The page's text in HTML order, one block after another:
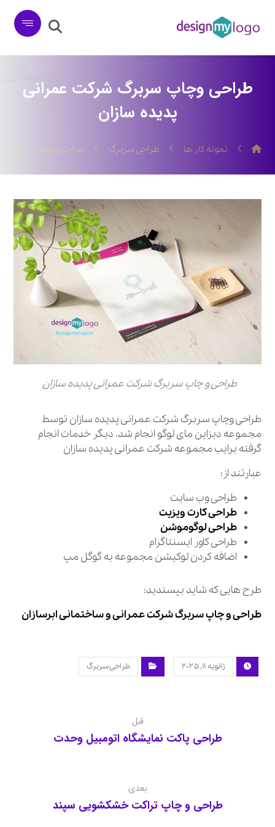
طراحی وچاپ سربرگ شرکت عمرانی
پدیده سازان
نمونه کار ها طراحی سربرگ طراحی وچاپ سربرگ
طراحی و چاپ سربرگ شرکت عمرانی پدیده سازان
طراحی وچاپ سربرگ شرکت عمرانی پدیده سازان توسط
مجموعه دیزاین مای لوگو انجام شد. دیگر خدمات انجام
گرفته برایب مجموعه شرکت عمرانی پدیده سازان
عبارتند از:
طراحی وب سایت
طراحی کارت ویزیت
طراحی لوگوموشن
طراحی کاور ایسنتاگرام
اضافه کردن لوکیشن مجموعه به گوگل مپ
طرح هایی که شاید بپسندید:
طراحی و چاپ سربرگ شرکت عمرانی و ساختمانی ابرسازان
ژانویه ۱۱, ۲۰۲۵ طراحی سربرگ
قبل
طراحی پاکت نمایشگاه اتومبیل وحدت
بعدی
طراحی و چاپ تراکت خشکشویی سپند